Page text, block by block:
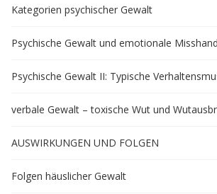
Kategorien psychischer Gewalt
Psychische Gewalt und emotionale
Psychische Gewalt II: Typische
verbale Gewalt – toxische Wut und
AUSWIRKUNGEN UND FOLGEN
Folgen häuslicher Gewalt